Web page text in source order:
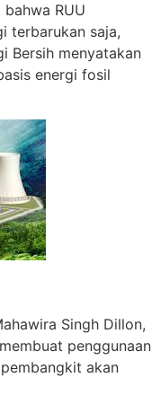
RUU
terbarukan saja,
Bersih menyatakan
energi fosil
Singh Dillon,
penggunaan
akan